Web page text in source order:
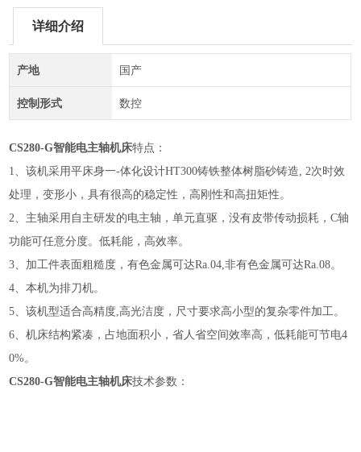
详细介绍
产地 国产
控制形式 数控
CS280-G智能电主轴机床特点：
1、该机采用平床身一-体化设计HT300铸铁整体树脂砂铸造, 2次时效
处理，变形小，具有很高的稳定性，高刚性和高扭矩性。
2、主轴采用自主研发的电主轴，单元直驱，没有皮带传动损耗，C轴
功能可任意分度。低耗能，高效率。
3、加工件表面粗糙度，有色金属可达Ra.04,非有色金属可达Ra.08。
4、本机为排刀机。
5、该机型适合高精度,高光洁度，尺寸要求高小型的复杂零件加工。
6、机床结构紧凑，占地面积小，省人省空间效率高，低耗能可节电4
0%。
CS280-G智能电主轴机床技术参数：